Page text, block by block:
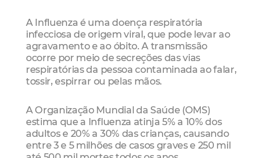
A Influenza é uma doença respiratória
infecciosa de origem viral, que pode levar ao
agravamento e ao óbito. A transmissão
ocorre por meio de secreções das vias
respiratórias da pessoa contaminada ao falar,
tossir, espirrar ou pelas mãos.
A Organização Mundial da Saúde (OMS)
estima que a Influenza atinja 5% a 10% dos
adultos e 20% a 30% das crianças, causando
entre 3 e 5 milhões de casos graves e 250 mil